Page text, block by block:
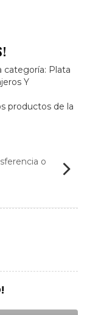
categoría: Plata
Y
productos de la
o